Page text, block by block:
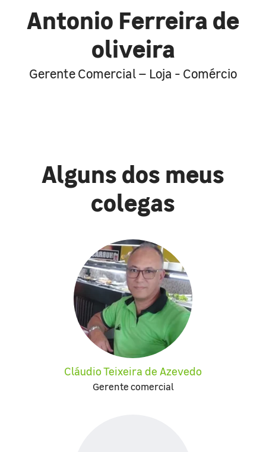
Antonio Ferreira de
oliveira
Gerente Comercial – Loja - Comércio
Alguns dos meus
colegas
Cláudio Teixeira de Azevedo
Gerente comercial